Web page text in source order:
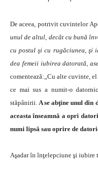
De aceea, potrivit cuvintelor
unul de altul, decât cu bună
cu postul şi cu rugăciunea, şi
dea femeii iubirea datorată,
comentează:„Cu alte cuvinte,
ce mai sus a numit-o
stăpânirii. A se abţine unul din
aceasta înseamnă a opri
numi lipsă sau oprire de
Aşadar în înţelepciune şi iubire